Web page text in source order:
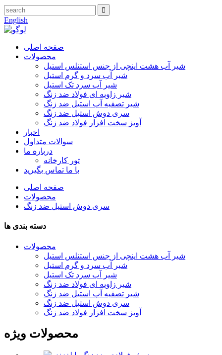
English
صفحه اصلی
محصولات
شیر آب هشت اینچی از جنس استنلس استیل
شیر آب سرد و گرم استیل
شیر آب سرد تک استیل
شیر زاویه ای فولاد ضد زنگ
شیر تصفیه آب استیل ضد زنگ
سری دوش استیل ضد زنگ
آویز سخت افزار فولاد ضد زنگ
اخبار
سوالات متداول
درباره ما
تور کارخانه
با ما تماس بگیرید
صفحه اصلی
محصولات
سری دوش استیل ضد زنگ
دسته بندی ها
محصولات
شیر آب هشت اینچی از جنس استنلس استیل
شیر آب سرد و گرم استیل
شیر آب سرد تک استیل
شیر زاویه ای فولاد ضد زنگ
شیر تصفیه آب استیل ضد زنگ
سری دوش استیل ضد زنگ
آویز سخت افزار فولاد ضد زنگ
محصولات ویژه